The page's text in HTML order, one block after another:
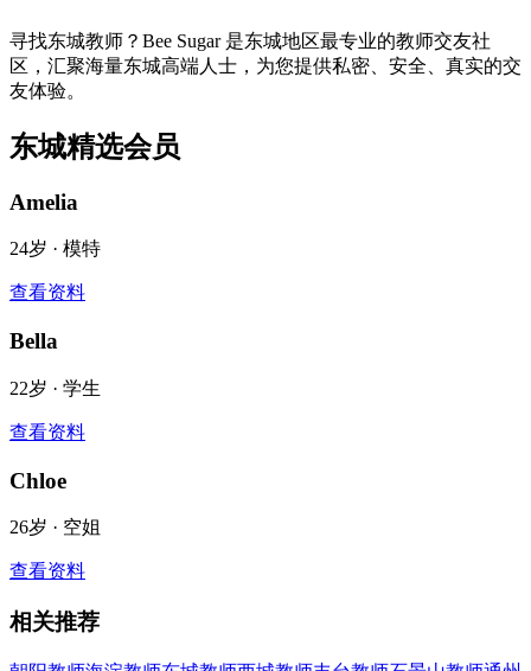
寻找东城教师？Bee Sugar 是东城地区最专业的教师交友社
区，汇聚海量东城高端人士，为您提供私密、安全、真实的交
友体验。
东城精选会员
Amelia
24岁 · 模特
查看资料
Bella
22岁 · 学生
查看资料
Chloe
26岁 · 空姐
查看资料
相关推荐